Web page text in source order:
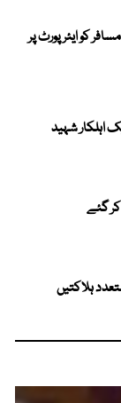
کو ایئرپورٹ پر
اہلکار شہید
کر گئے